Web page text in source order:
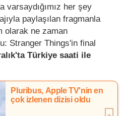
varsaydığımız her şey
paylaşılan fragmanla
olarak ne zaman
Stranger Things'in final
Türkiye saati ile
Pluribus, Apple TV'nin en
çok izlenen dizisi oldu